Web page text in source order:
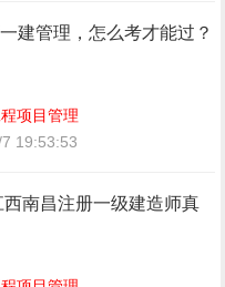
建管理，怎么考才能过？
项目管理
19:53:53
西南昌注册一级建造师真